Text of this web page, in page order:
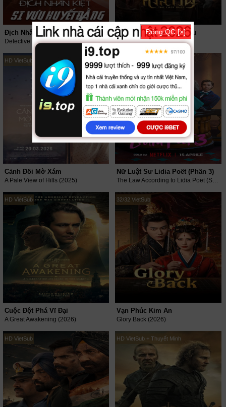
Địch Nhân Kiệt: Si Vưu Huyết Đằng
Detective Dee: The Blood Tree of Chiyou (2019)
Quyết Chiến Vương Triều
The Last Duel (2026)
HD VietSub
Cảnh Đồi Mờ Xám
A Pale View of Hills (2025)
Nữ Luật Sư Lidia Poët (Phần 3)
The Law According to Lidia Poët (Season 3) (2026)
HD VietSub
Cuộc Đột Phá Vĩ Đại
A Great Awakening (2026)
32/32 VietSub
Vạn Phúc Kim An
Glory Back (2026)
HD VietSub HD VietSub + Thuyết Minh
Đóng QC [×]